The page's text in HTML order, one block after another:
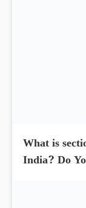
What is
India? Do